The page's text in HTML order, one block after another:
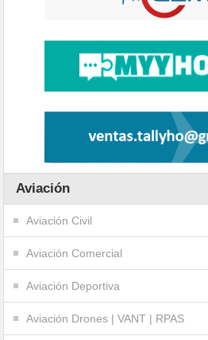
Aviación
Aviación Civil
Aviación Comercial
Aviación Deportiva
Aviación Drones | VANT | RPAS